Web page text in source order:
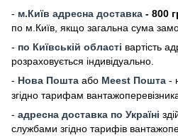
- м.Київ адресна доставка - 800
по м.Київ, якщо загальна сума
- по Київській області вартість
розраховується індивідуально.
- Нова Пошта або Meest Пошта -
згідно тарифам
- адресна доставка по Україні
службами згідно тарифів